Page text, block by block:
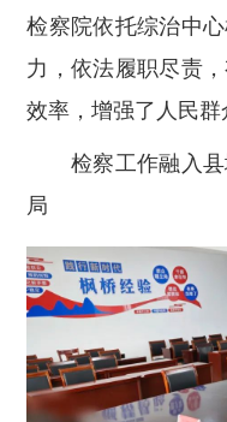
检察院依托综治中
力，依法履职尽责
效率，增强了人民群
检察工作融入
局